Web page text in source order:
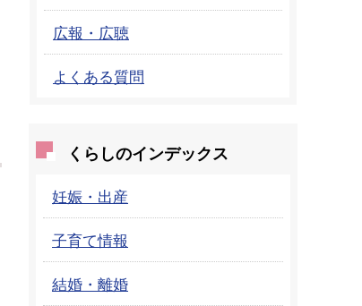
広報・広聴
よくある質問
くらしのインデックス
妊娠・出産
子育て情報
結婚・離婚